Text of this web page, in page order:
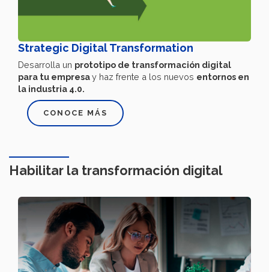
Strategic Digital Transformation
Desarrolla un prototipo de transformación digital
para tu empresay haz frente a los nuevos entornos en
la industria 4.0.
CONOCE MÁS
Habilitar la transformación digital